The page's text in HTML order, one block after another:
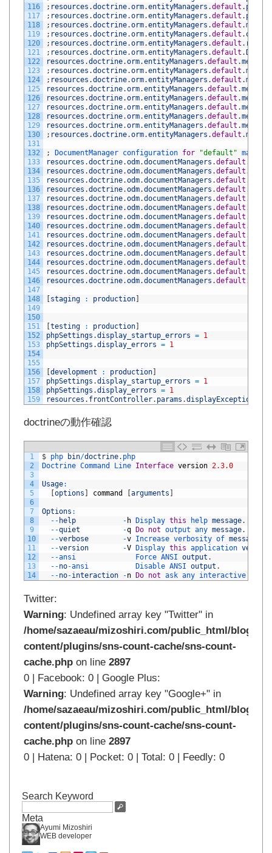
116
117
118
119
120
121
122
123
124
125
126
127
128
129
130
131
132
133
134
135
136
137
138
139
140
141
142
143
144
145
146
147
148
149
150
151
152
153
154
155
156
157
158
159
; resources .doctrine.orm.entityManagers .default . proxy
; resources .doctrine.orm.entityManagers .default . proxy
; resources .doctrine.orm.entityManagers .default .
; resources .doctrine.orm.entityManagers .default .
; resources .doctrine.orm.entityManagers .default .
; resources .doctrine.orm.entityManagers .default .
resources .doctrine.orm.entityManagers .default .
; resources .doctrine.orm.entityManagers .default .
; resources .doctrine.orm.entityManagers .default .
resources .doctrine.orm.entityManagers .default .
resources .doctrine.orm.entityManagers .default .
resources .doctrine.orm.entityManagers .default .
resources .doctrine.orm.entityManagers .default .
resources .doctrine.orm.entityManagers .default .
; resources .doctrine.orm.entityManagers .default .
; DocumentManager configuration for "default" manager
resources .doctrine.odm.documentManagers .default .
resources .doctrine.odm.documentManagers .default .
resources .doctrine.odm.documentManagers .default .
resources .doctrine.odm.documentManagers .default .
resources .doctrine.odm.documentManagers .default .
resources .doctrine.odm.documentManagers .default .
resources .doctrine.odm.documentManagers .default .
resources .doctrine.odm.documentManagers .default .
resources .doctrine.odm.documentManagers .default .
resources .doctrine.odm.documentManagers .default .
resources .doctrine.odm.documentManagers .default .
resources .doctrine.odm.documentManagers .default .
resources .doctrine.odm.documentManagers .default .
resources .doctrine.odm.documentManagers .default .
[staging : production]
[testing : production]
phpSettings .display_startup_errors = 1
phpSettings .display_errors = 1
[development : production]
phpSettings .display_startup_errors = 1
phpSettings .display_errors = 1
resources . frontController. params .displayExceptions
doctrineの動作確認
1
2
3
4
5
6
7
8
9
10
11
12
13
14
$ php bin/doctrine. php
Doctrine Command Line Interface version 2.3.0
Usage:
options command arguments
Options :
-- help - h Display this help message.
--quiet -q Do not output any message.
--verbose -v Increase verbosity of messages
--version -V Display this application version
--ansi Force ANSI output .
--no-ansi Disable ANSI output .
--no-interaction -n Do not ask any interactive
Twitter:
Warning: Undefined array key "Twitter" in
/home/sazaeau/mizoshiri.com/public_html/
content/plugins/sns-count-cache/sns-count-
cache.php on line 2897
0 | Facebook: 0 | Google Plus:
Warning: Undefined array key "Google+" in
/home/sazaeau/mizoshiri.com/public_html/
content/plugins/sns-count-cache/sns-count-
cache.php on line 2897
0 | Hatena: 0 | Pocket: 0 | Total: 0 | Feedly: 0
Search Keyword
Meta
Ayumi Mizoshiri
WEB developer